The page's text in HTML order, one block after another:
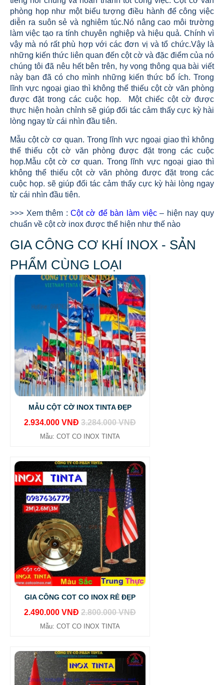
phòng họp như một biểu tượng điều hành để công việc
diễn ra suôn sẻ và nghiêm túc.Nó nâng cao môi trường
làm việc tạo ra tính chuyên nghiệp và hiệu quả. Chính vì
vậy mà nó rất phù hợp với các đơn vị và tổ chức.Vậy là
những kiến thức liên quan đến cột cờ và đặc điểm của nó
chúng tôi đã nêu hết bên trên, hy vọng thông qua bài viết
này bạn đã có cho mình những kiến thức bổ ích. Trong
lĩnh vực ngoại giao thì không thể thiếu cột cờ văn phòng
được đặt trong các cuộc họp. Một chiếc cột cờ được
thực hiện hoàn chỉnh sẽ giúp đối tác cảm thấy cực kỳ hài
lòng ngay từ cái nhìn đầu tiên.
Mẫu cột cờ cơ quan. Trong lĩnh vực ngoại giao thì không
thể thiếu cột cờ văn phòng được đặt trong các cuộc
họp.Mẫu cột cờ cơ quan. Trong lĩnh vực ngoại giao thì
không thể thiếu cột cờ văn phòng được đặt trong các
cuộc họp. sẽ giúp đối tác cảm thấy cực kỳ hài lòng ngay
từ cái nhìn đầu tiên.
>>> Xem thêm :Cột cờ để bàn làm việc– hiện nay quy
chuẩn về cột cờ inox được thể hiện như thế nào
GIA CÔNG CƠ KHÍ INOX - SẢN
PHẨM CÙNG LOẠI
MẪU CỘT CỜ INOX TINTA ĐẸP
2.934.000 VNĐ 3.284.000 VNĐ
Mẫu: COT CO INOX TINTA
GIA CÔNG COT CO INOX RẺ ĐẸP
2.490.000 VNĐ 2.800.000 VNĐ
Mẫu: COT CO INOX TINTA